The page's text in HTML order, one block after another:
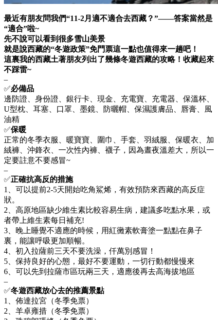
最近有朋友問我們“11-2月適不適合去西藏？”——答案當然是
“適合”啦~
先不說可以看到很多雪山美景
就是說西藏的“冬遊政策”免門票這一點也值得來一趟吧！
這裏我的西藏土著朋友列出了幾條冬遊西藏的攻略！收藏起來
不踩雷~
–
✅必備品
邊防證、身份證、銀行卡、現金、充電寶、充電器、保溫杯、
U型枕、耳塞、口罩、墨鏡、防曬帽、保濕護膚品、唇膏、風
油精
✅保暖
正常的冬季衣服、暖寶寶、圍巾、手套、羽絨服、保暖衣、加
絨褲、沖鋒衣、一次性內褲、襪子，因為晝夜溫差大，所以一
定要註意不要感冒~
–
✅正確抗高反的措施
1、可以提前2-5天開始吃角鯊烯，有效預防來西藏的高反症
狀。
2、高原地區缺少維生素比較容易生病，建議多吃點水果，或
者帶上維生素每日補充!
3、晚上睡覺不適應的時候，用紅黴素軟膏塗一點點在鼻子
裏，能讓呼吸更加順暢。
4、初入拉薩前三天不要洗澡，仟萬別感冒！
5、保持良好的心態，最好不要運動，一切行動都慢慢來
6、可以先到拉薩市區玩兩三天，適應後再去高海拔地區
–
✅冬遊西藏放心去的推薦景點
1、佈達拉宮（冬季免票）
2、羊卓雍措（冬季免票）